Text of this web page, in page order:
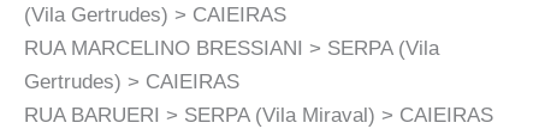
(Vila Gertrudes) > CAIEIRAS
RUA MARCELINO BRESSIANI > SERPA (Vila
Gertrudes) > CAIEIRAS
RUA BARUERI > SERPA (Vila Miraval) > CAIEIRAS